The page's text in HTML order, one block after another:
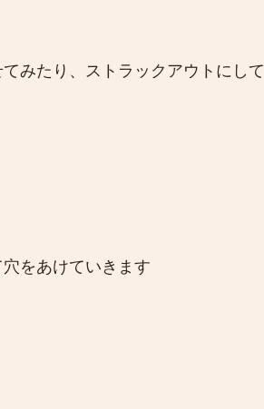
みたり、ストラックアウトにして
をあけていきます